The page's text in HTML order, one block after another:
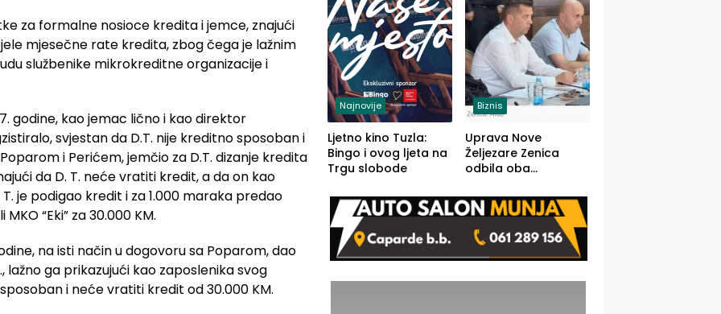
za formalne nosioce kredita i jemce, znajući
mjesečne rate kredita, zbog čega je lažnim
službenike mikrokreditne organizacije i
godine, kao jemac lično i kao direktor
svjestan da D.T. nije kreditno sposoban i
i Perićem, jemčio za D.T. dizanje kredita
da D. T. neće vratiti kredit, a da on kao
je podigao kredit i za 1.000 maraka predao
“Eki” za 30.000 KM.
na isti način u dogovoru sa Poparom, dao
ga prikazujući kao zaposlenika svog
i neće vratiti kredit od 30.000 KM.
Najnovije
Ljetno kino Tuzla:
Bingo i ovog ljeta na
Trgu slobode
Biznis
Uprava Nove
Željezare Zenica
odbila oba
FBiH: Ustrajni da je
stečaj jedino rješenje